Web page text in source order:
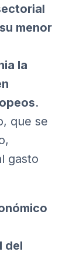
menor
la
.
que se
gasto
del